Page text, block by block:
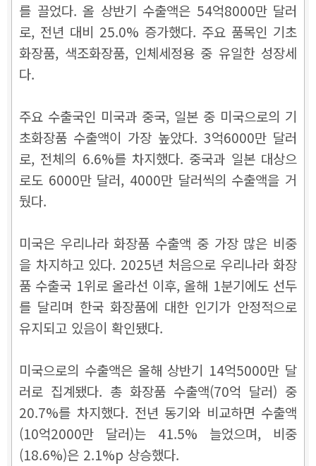
를 끌었다. 올 상반기 수출액은 54억8000만 달러
로, 전년 대비 25.0% 증가했다. 주요 품목인 기초
화장품, 색조화장품, 인체세정용 중 유일한 성장세
다.
주요 수출국인 미국과 중국, 일본 중 미국으로의 기
초화장품 수출액이 가장 높았다. 3억6000만 달러
로, 전체의 6.6%를 차지했다. 중국과 일본 대상으
로도 6000만 달러, 4000만 달러씩의 수출액을 거
뒀다.
미국은 우리나라 화장품 수출액 중 가장 많은 비중
을 차지하고 있다. 2025년 처음으로 우리나라 화장
품 수출국 1위로 올라선 이후, 올해 1분기에도 선두
를 달리며 한국 화장품에 대한 인기가 안정적으로
유지되고 있음이 확인됐다.
미국으로의 수출액은 올해 상반기 14억5000만 달
러로 집계됐다. 총 화장품 수출액(70억 달러) 중
20.7%를 차지했다. 전년 동기와 비교하면 수출액
(10억2000만 달러)는 41.5% 늘었으며, 비중
(18.6%)은 2.1%p 상승했다.